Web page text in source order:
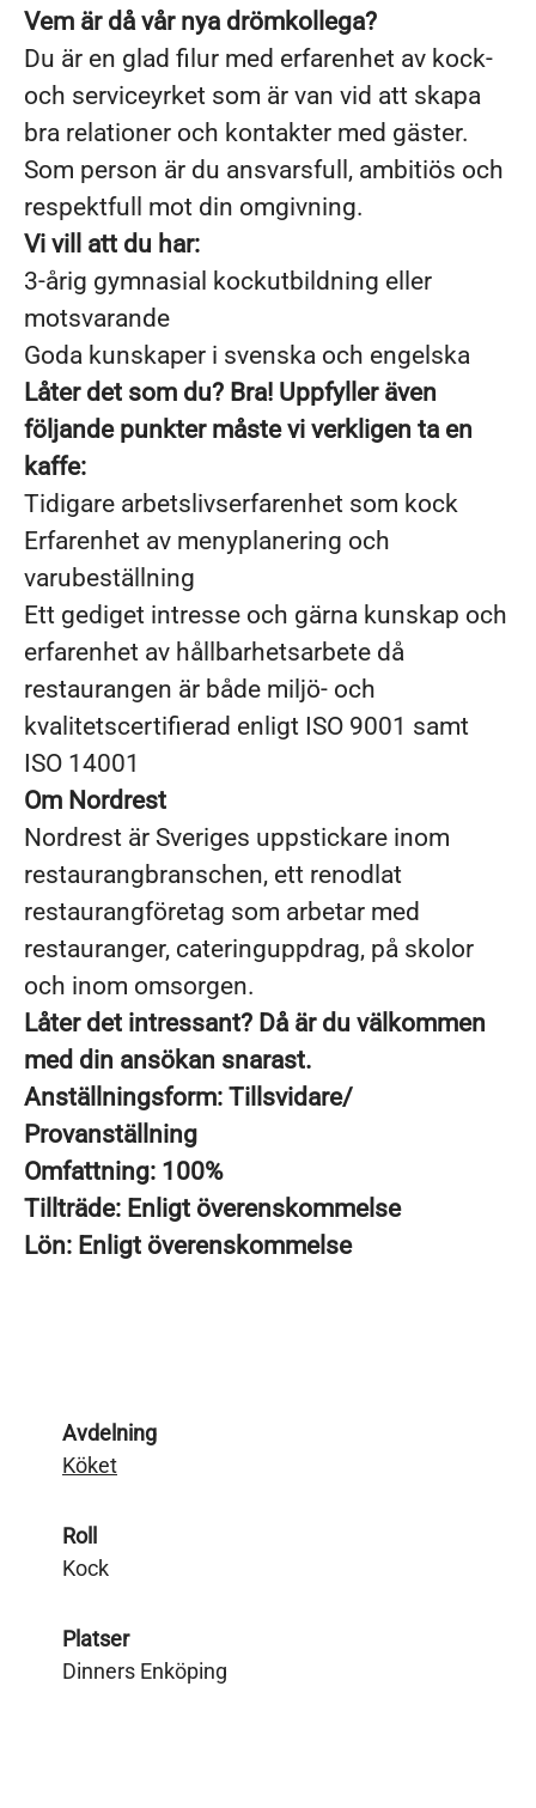
Vem är då vår nya drömkollega?
Du är en glad filur med erfarenhet av kock-
och serviceyrket som är van vid att skapa
bra relationer och kontakter med gäster.
Som person är du ansvarsfull, ambitiös och
respektfull mot din omgivning.
Vi vill att du har:
3-årig gymnasial kockutbildning eller
motsvarande
Goda kunskaper i svenska och engelska
Låter det som du? Bra! Uppfyller även
följande punkter måste vi verkligen ta en
kaffe:
Tidigare arbetslivserfarenhet som kock
Erfarenhet av menyplanering och
varubeställning
Ett gediget intresse och gärna kunskap och
erfarenhet av hållbarhetsarbete då
restaurangen är både miljö- och
kvalitetscertifierad enligt ISO 9001 samt
ISO 14001
Om Nordrest
Nordrest är Sveriges uppstickare inom
restaurangbranschen, ett renodlat
restaurangföretag som arbetar med
restauranger, cateringuppdrag, på skolor
och inom omsorgen.
Låter det intressant? Då är du välkommen
med din ansökan snarast.
Anställningsform: Tillsvidare/
Provanställning
Omfattning: 100%
Tillträde: Enligt överenskommelse
Lön: Enligt överenskommelse
Avdelning
Köket
Roll
Kock
Platser
Dinners Enköping